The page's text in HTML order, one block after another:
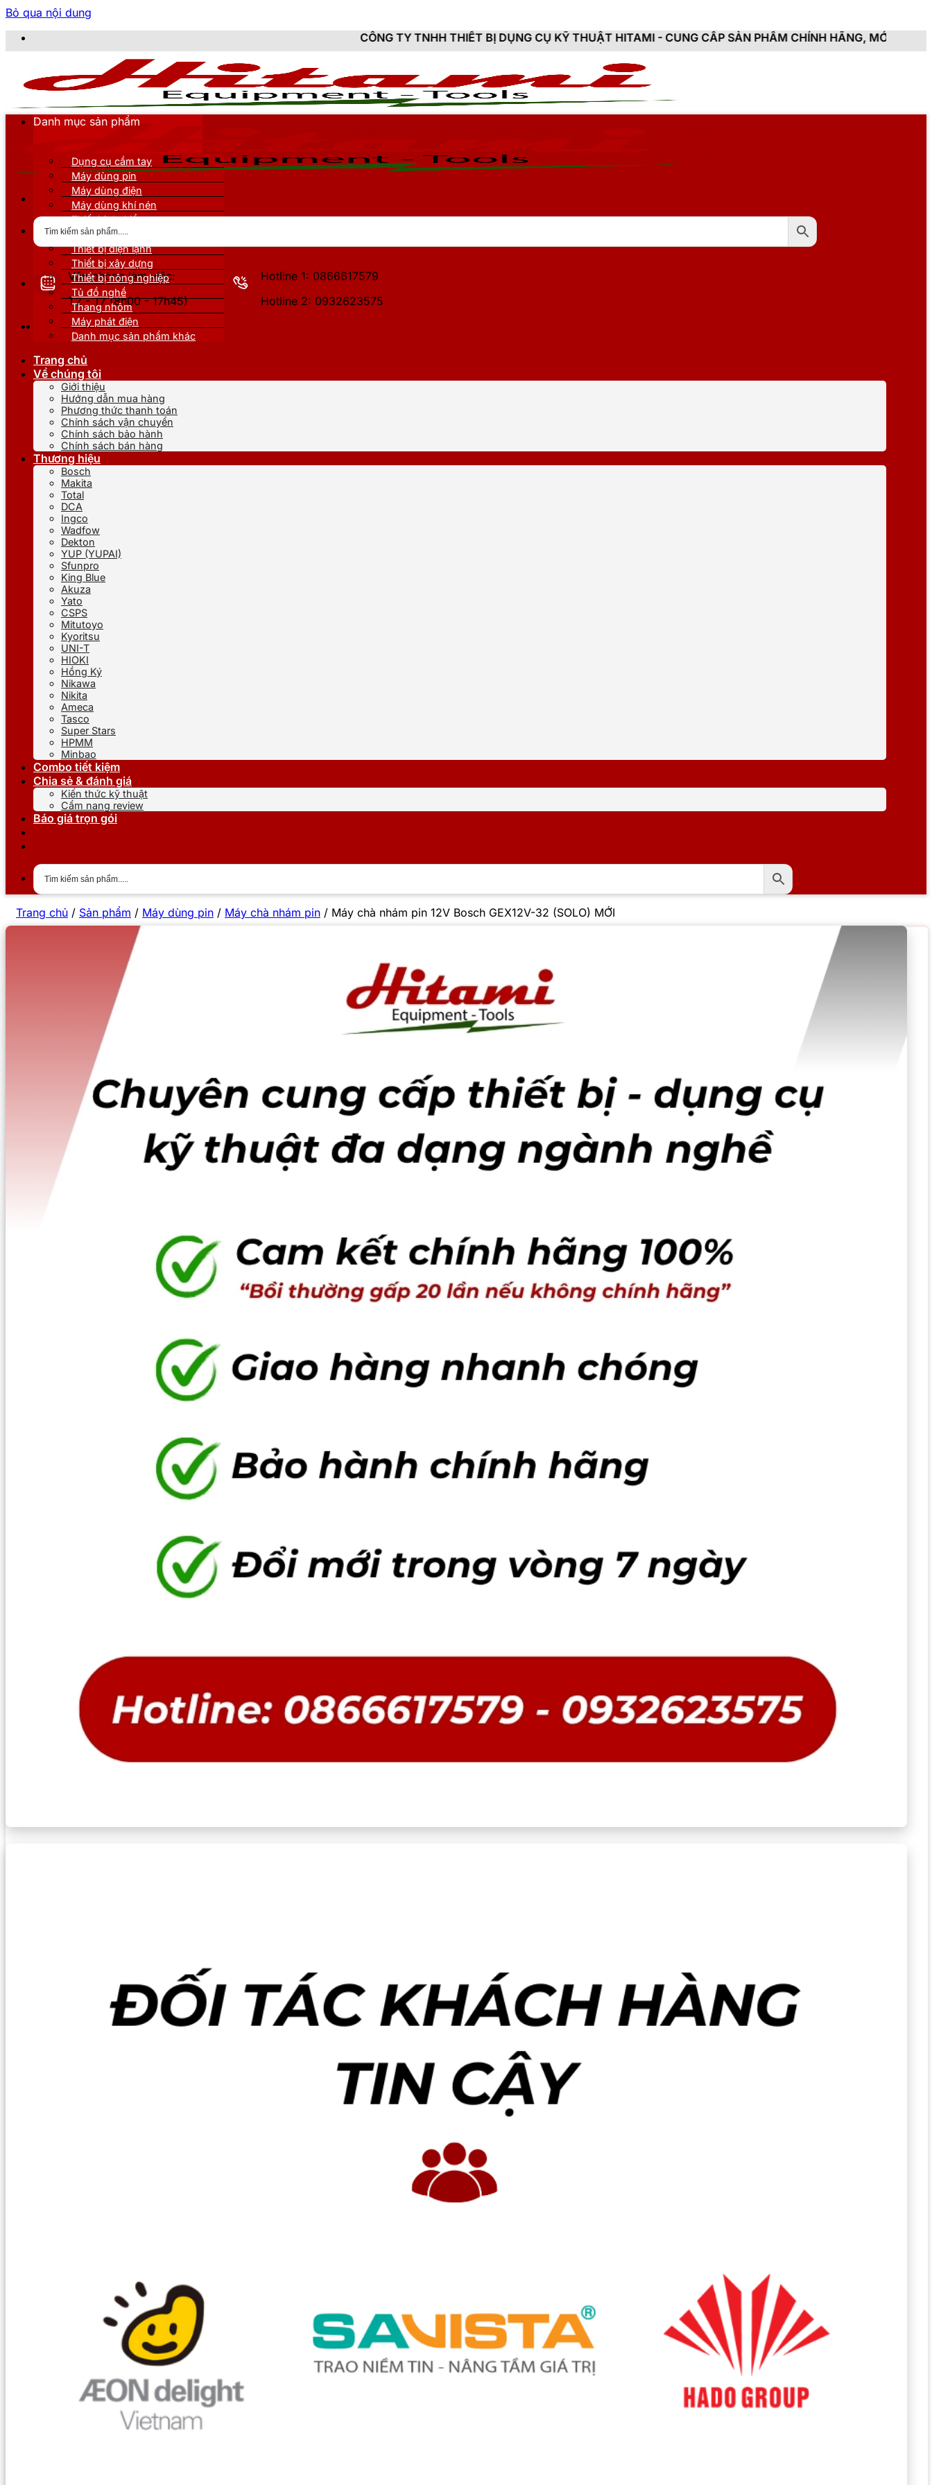
Bỏ qua nội dung
CÔNG TY TNHH THIẾT BỊ DỤNG CỤ KỸ THUẬT HITAMI - CUNG CẤP SẢN PHẨM CHÍNH HÃNG, MỚI 100%, ĐẦY ĐỦ CHỨNG
Văn phòng làm việc:
T2 - T7 (8h00 - 17h45)
Hotline 1: 0866617579
Hotline 2: 0932623575
Danh mục sản phẩm
Dụng cụ cầm tay
Máy dùng pin
Máy dùng điện
Máy dùng khí nén
Thiết bị đo kiểm
Thiết bị nâng đỡ
Thiết bị điện lạnh
Thiết bị xây dựng
Thiết bị nông nghiệp
Tủ đồ nghề
Thang nhôm
Máy phát điện
Danh mục sản phẩm khác
Trang chủ
Về chúng tôi
Giới thiệu
Hướng dẫn mua hàng
Phương thức thanh toán
Chính sách vận chuyển
Chính sách bảo hành
Chính sách bán hàng
Thương hiệu
Bosch
Makita
Total
DCA
Ingco
Wadfow
Dekton
YUP (YUPAI)
Sfunpro
King Blue
Akuza
Yato
CSPS
Mitutoyo
Kyoritsu
UNI-T
HIOKI
Hồng Ký
Nikawa
Nikita
Ameca
Tasco
Super Stars
HPMM
Minbao
Combo tiết kiệm
Chia sẻ & đánh giá
Kiến thức kỹ thuật
Cẩm nang review
Báo giá trọn gói
Trang chủ / Sản phẩm / Máy dùng pin / Máy chà nhám pin / Máy chà nhám pin 12V Bosch GEX12V-32 (SOLO) MỚI